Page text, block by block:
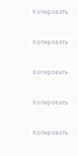
Копировать
Копировать
Копировать
Копировать
Копировать